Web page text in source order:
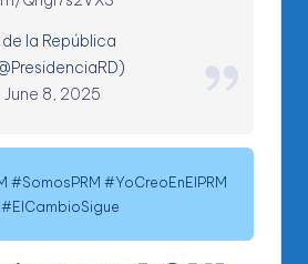
la República
June 8, 2025
#SomosPRM #YoCreoEnElPRM
#ElCambioSigue